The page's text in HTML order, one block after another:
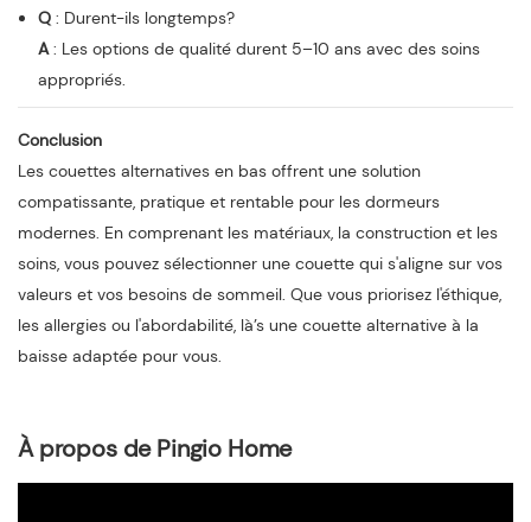
Q: Durent-ils longtemps?
A: Les options de qualité durent 5–10 ans avec des soins
appropriés.
Conclusion
Les couettes alternatives en bas offrent une solution
compatissante, pratique et rentable pour les dormeurs
modernes. En comprenant les matériaux, la construction et les
soins, vous pouvez sélectionner une couette qui s'aligne sur vos
valeurs et vos besoins de sommeil. Que vous priorisez l'éthique,
les allergies ou l'abordabilité, là’s une couette alternative à la
baisse adaptée pour vous.
À propos de Pingio Home